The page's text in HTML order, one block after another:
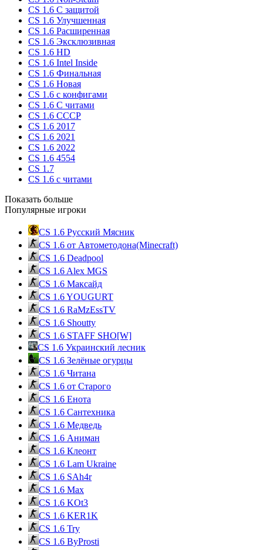
CS 1.6 C защитой
CS 1.6 Улучшенная
CS 1.6 Расширенная
CS 1.6 Эксклюзивная
CS 1.6 HD
CS 1.6 Intel Inside
CS 1.6 Финальная
CS 1.6 Новая
CS 1.6 с конфигами
CS 1.6 С читами
CS 1.6 CCCP
CS 1.6 2017
CS 1.6 2021
CS 1.6 2022
CS 1.6 4554
CS 1.7
CS 1.6 с читами
Показать больше
Популярные игроки
CS 1.6 Русский Мясник
CS 1.6 от Автометодона(Minecraft)
CS 1.6 Deadpool
CS 1.6 Alex MGS
CS 1.6 Максайд
CS 1.6 YOUGURT
CS 1.6 RaMzEssTV
CS 1.6 Shoutty
CS 1.6 STAFF SHO[W]
CS 1.6 Украинский лесник
CS 1.6 Зелёные огурцы
CS 1.6 Читана
CS 1.6 от Cтарого
CS 1.6 Енота
CS 1.6 Сантехника
CS 1.6 Медведь
CS 1.6 Аниман
CS 1.6 Клеонт
CS 1.6 Lam Ukraine
CS 1.6 SAh4r
CS 1.6 Max
CS 1.6 KOt3
CS 1.6 KER1K
CS 1.6 Try
CS 1.6 ByProsti